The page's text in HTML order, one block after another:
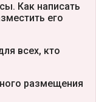
Как написать
его
всех, кто
размещения